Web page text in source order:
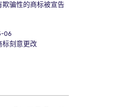
欺骗性的商标被宣告
06
标刻意更改